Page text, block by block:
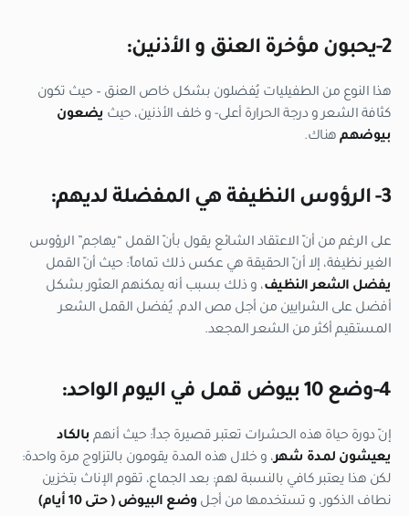
2-يحبون مؤخرة العنق و الأذنين:
هذا النوع من الطفيليات يُفضلون بشكل خاص العنق – حيث تكون
كثافة الشعر و درجة الحرارة أعلى- و خلف الأذنين، حيث يضعون
بيوضهم هناك.
3- الرؤوس النظيفة هي المفضلة لديهم:
على الرغم من أنّ الاعتقاد الشائع يقول بأنّ القمل “يهاجم” الرؤوس
الغير نظيفة، إلا أنّ الحقيقة هي عكس ذلك تماماً: حيث أنّ القمل
يفضل الشعر النظيف، و ذلك بسبب أنه يمكنهم العثور بشكل
أفضل على الشرايين من أجل مص الدم. يُفضل القمل الشعر
المستقيم أكثر من الشعر المجعد.
4-وضع 10 بيوض قمل في اليوم الواحد:
إنّ دورة حياة هذه الحشرات تعتبر قصيرة جداً: حيث أنهم بالكاد
يعيشون لمدة شهر، و خلال هذه المدة يقومون بالتزاوج مرة واحدة:
لكن هذا يعتبر كافي بالنسبة لهم: بعد الجماع، تقوم الإناث بتخزين
نطاف الذكور، و تستخدمها من أجل وضع البيوض ( حتى 10 أيام)